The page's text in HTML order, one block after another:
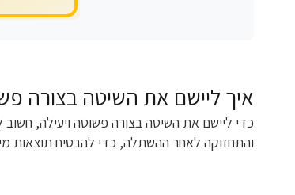
איך ליישם את השיטה בצורה
כדי ליישם את השיטה בצורה פשוטה ויעילה,
והתחזוקה לאחר ההשתלה, כדי להבטיח תוצאות